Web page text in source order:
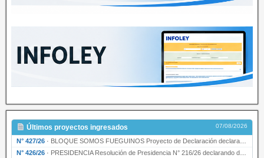
Últimos proyectos ingresados 07/08/2026
N° 427/26 · BLOQUE SOMOS FUEGUINOS Proyecto de Declaración declarando de interés provincial PRESIDENCI…
N° 426/26 · PRESIDENCIA Resolución de Presidencia N° 216/26 declarando de interés provincial la labor …